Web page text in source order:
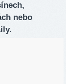
nebo